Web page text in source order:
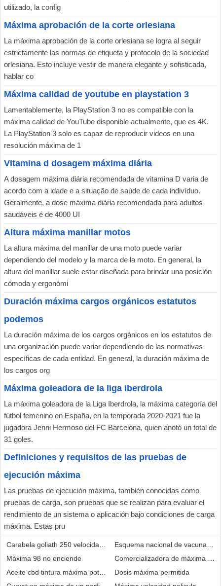
utilizado, la config
Máxima aprobación de la corte orlesiana
La máxima aprobación de la corte orlesiana se logra al seguir
estrictamente las normas de etiqueta y protocolo de la sociedad
orlesiana. Esto incluye vestir de manera elegante y sofisticada,
hablar co
Máxima calidad de youtube en playstation 3
Lamentablemente, la PlayStation 3 no es compatible con la
máxima calidad de YouTube disponible actualmente, que es 4K.
La PlayStation 3 solo es capaz de reproducir videos en una
resolución máxima de 1
Vitamina d dosagem máxima diária
A dosagem máxima diária recomendada de vitamina D varia de
acordo com a idade e a situação de saúde de cada indivíduo.
Geralmente, a dose máxima diária recomendada para adultos
saudáveis é de 4000 UI
Altura máxima manillar motos
La altura máxima del manillar de una moto puede variar
dependiendo del modelo y la marca de la moto. En general, la
altura del manillar suele estar diseñada para brindar una posición
cómoda y ergonómi
Duración máxima cargos orgánicos estatutos
podemos
La duración máxima de los cargos orgánicos en los estatutos de
una organización puede variar dependiendo de las normativas
específicas de cada entidad. En general, la duración máxima de
los cargos org
Máxima goleadora de la liga iberdrola
La máxima goleadora de la Liga Iberdrola, la máxima categoría del
fútbol femenino en España, en la temporada 2020-2021 fue la
jugadora Jenni Hermoso del FC Barcelona, quien anotó un total de
31 goles.
Definiciones y requisitos de las pruebas de
ejecución máxima
Las pruebas de ejecución máxima, también conocidas como
pruebas de carga, son pruebas que se realizan para evaluar el
rendimiento de un sistema o aplicación bajo condiciones de carga
máxima. Estas pru
Carabela goliath 250 velocidad máxima
Máxima 98 no enciende
Aceite cbd tintura máxima potencia
Esquema nacional de
Comercializadora de máxima
Dosis máxima permitida